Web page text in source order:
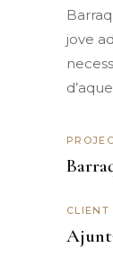
jove
CLIENT